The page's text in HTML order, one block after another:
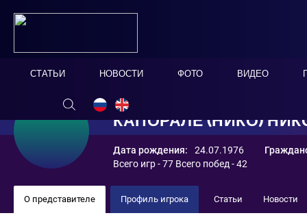
СТАТЬИ НОВОСТИ ФОТО ВИДЕО
КАПОРАЛЕ (НИКО)
Дата рождения: 24.07.1976
Всего игр - 77 Всего побед - 42
О представителе Профиль игрока Статьи Новости